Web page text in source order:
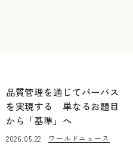
品質管理を通じてパーパス
を実現する 単なるお題目
から「基準」へ
2026.05.22 ワールドニュース